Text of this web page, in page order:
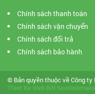
Chính sách thanh toán
Chính sách vận chuyển
Chính sách đổi trả
Chính sách bảo hành
© Bản quyền thuộc về Công ty
Thiet Ke Web Bởi